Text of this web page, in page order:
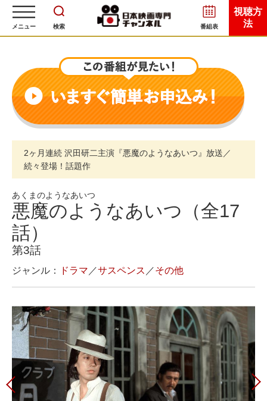
メニュー 検索 番組表
視聴方
法
2ヶ月連続 沢田研二主演『悪魔のようなあいつ』放送／
続々登場！話題作
あくまのようなあいつ
悪魔のようなあいつ（全17
話）
第3話
ジャンル： ドラマ ／サスペンス ／その他